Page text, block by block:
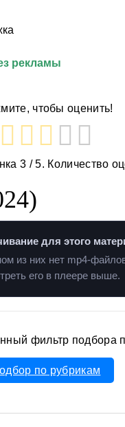
рекламы
чтобы оценить!
3 / 5. Количество
для этого
из них нет mp4-
его в плеере выше.
фильтр подбора
по рубрикам